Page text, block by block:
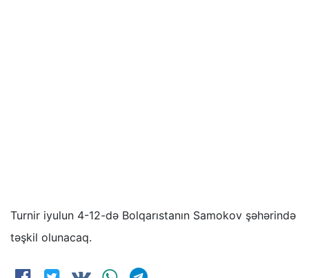
Turnir iyulun 4-12-də Bolqarıstanın Samokov şəhərində
təşkil olunacaq.